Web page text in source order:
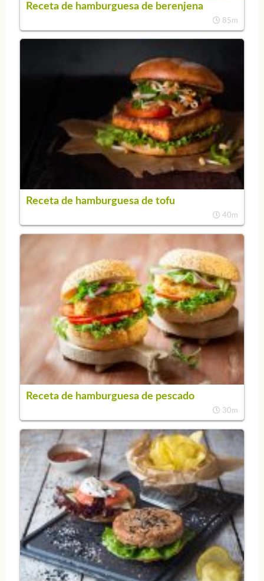
Receta de hamburguesa de berenjena
85m
Receta de hamburguesa de tofu
40m
Receta de hamburguesa de pescado
30m